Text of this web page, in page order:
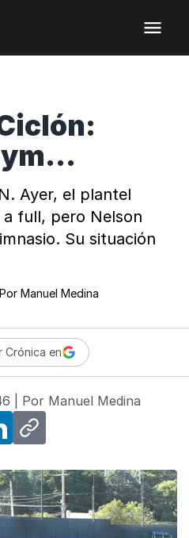
Ayer, el plantel
full, pero Nelson
Su situación
Manuel Medina
Crónica en
| Por Manuel Medina
Copy link